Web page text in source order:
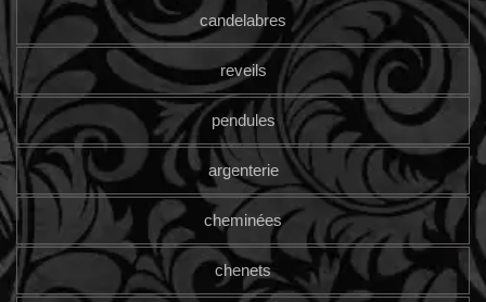
candelabres
reveils
pendules
argenterie
cheminées
chenets